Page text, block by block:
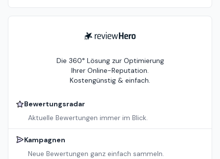
ReviewHero
Die 360° Lösung zur Optimierung
Ihrer Online-Reputation.
Kostengünstig & einfach.
Bewertungsradar
Aktuelle Bewertungen immer im Blick.
Kampagnen
Neue Bewertungen ganz einfach sammeln.